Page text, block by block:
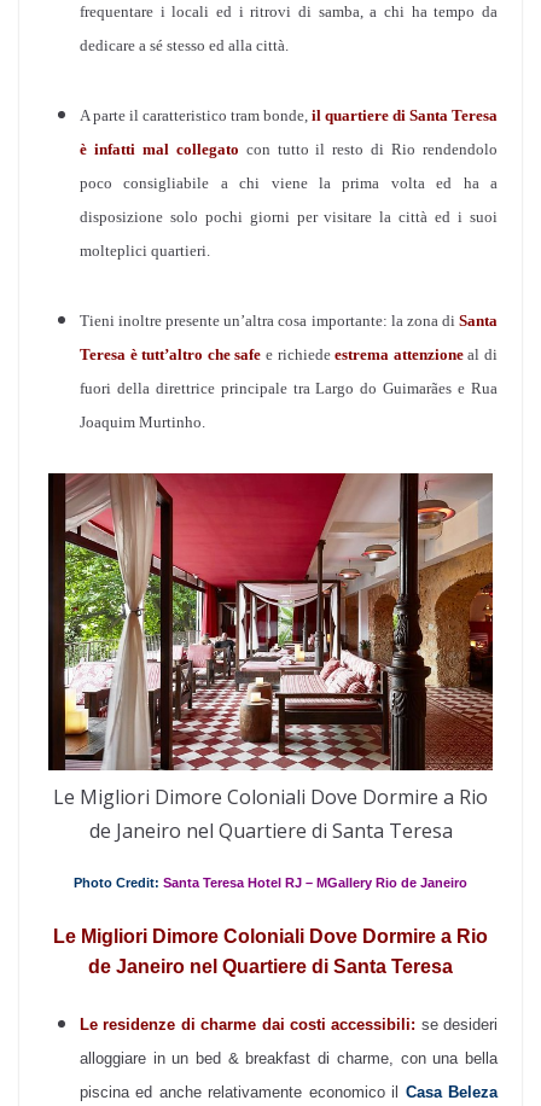
frequentare i locali ed i ritrovi di samba, a chi ha tempo da
dedicare a sé stesso ed alla città.
A parte il caratteristico tram bonde, il quartiere di Santa Teresa
è infatti mal collegato con tutto il resto di Rio rendendolo
poco consigliabile a chi viene la prima volta ed ha a
disposizione solo pochi giorni per visitare la città ed i suoi
molteplici quartieri.
Tieni inoltre presente un’altra cosa importante: la zona di Santa
Teresa è tutt’altro che safe e richiedeestrema attenzioneal di
fuori della direttrice principale tra Largo do Guimarães e Rua
Joaquim Murtinho.
Le Migliori Dimore Coloniali Dove Dormire a Rio
de Janeiro nel Quartiere di Santa Teresa
Photo Credit: Santa Teresa Hotel RJ – MGallery Rio de Janeiro
Le Migliori Dimore Coloniali Dove Dormire a Rio
de Janeiro nel Quartiere di Santa Teresa
Le residenze di charme dai costi accessibili: se desideri
alloggiare in un bed & breakfast di charme, con una bella
piscina ed anche relativamente economico il Casa Beleza